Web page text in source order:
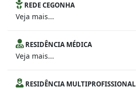
REDE CEGONHA
Veja mais...
RESIDÊNCIA MÉDICA
Veja mais...
RESIDÊNCIA MULTIPROFISSIONAL